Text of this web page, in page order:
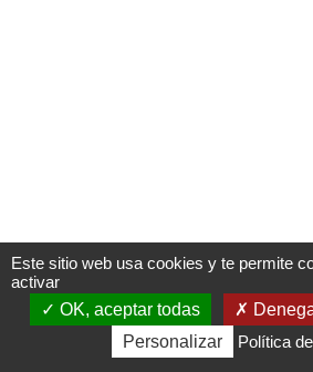
Venta
de
Información
Este sitio web usa cookies y te permite
activar
OK, aceptar todas
Personalizar
Política